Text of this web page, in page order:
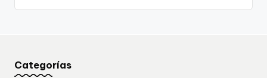
Categorías